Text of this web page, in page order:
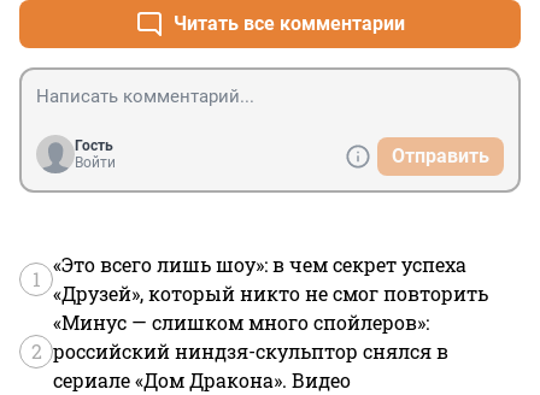
Читать все комментарии
Гость
Войти
Отправить
1
«Это всего лишь шоу»: в чем секрет успеха
«Друзей», который никто не смог повторить
2
«Минус — слишком много спойлеров»:
российский ниндзя-скульптор снялся в
сериале «Дом Дракона». Видео